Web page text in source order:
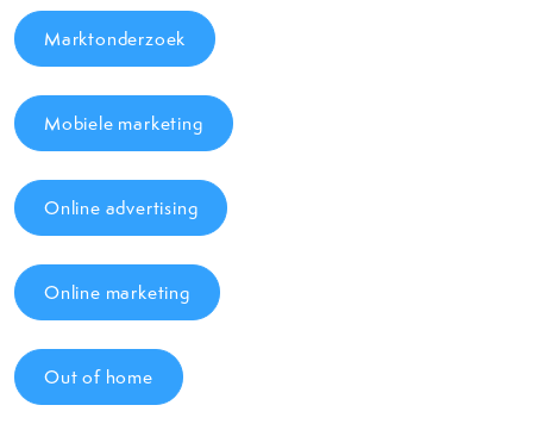
Marktonderzoek
Mobiele marketing
Online advertising
Online marketing
Out of home